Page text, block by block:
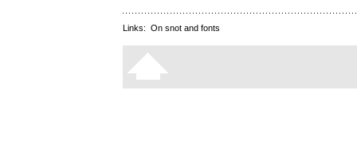
Links: On snot and fonts